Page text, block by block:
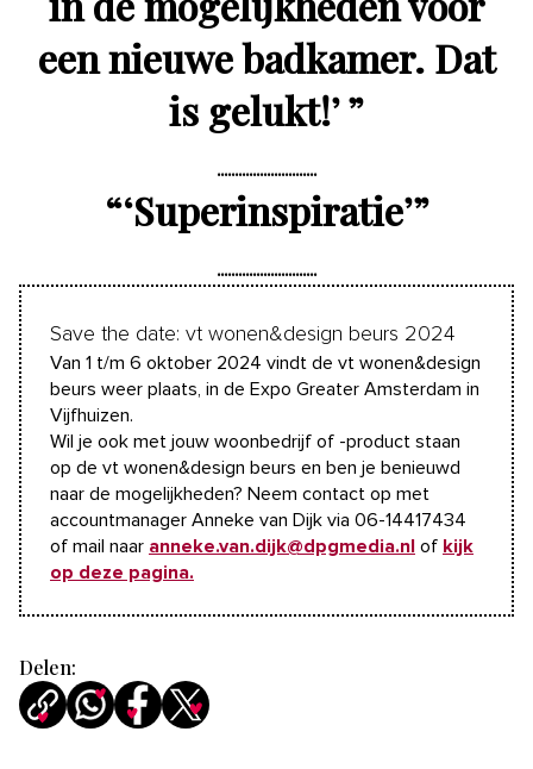
een nieuwe badkamer. Dat
is gelukt!’”
“‘Superinspiratie’”
Save the date: vt wonen&design beurs 2024
Van 1 t/m 6 oktober 2024 vindt de vt wonen&design
beurs weer plaats, in de Expo Greater Amsterdam in
Vijfhuizen.
Wil je ook met jouw woonbedrijf of -product staan
op de vt wonen&design beurs en ben je benieuwd
naar de mogelijkheden? Neem contact op met
accountmanager Anneke van Dijk via 06-14417434
of mail naar anneke.van.dijk@dpgmedia.nl of kijk
op deze pagina.
Delen: